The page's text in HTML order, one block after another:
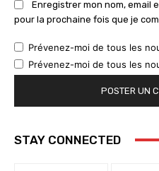
Enregistrer mon nom, email
pour la prochaine fois que je
Prévenez-moi de tous les
Prévenez-moi de tous les
STAY CONNECTED